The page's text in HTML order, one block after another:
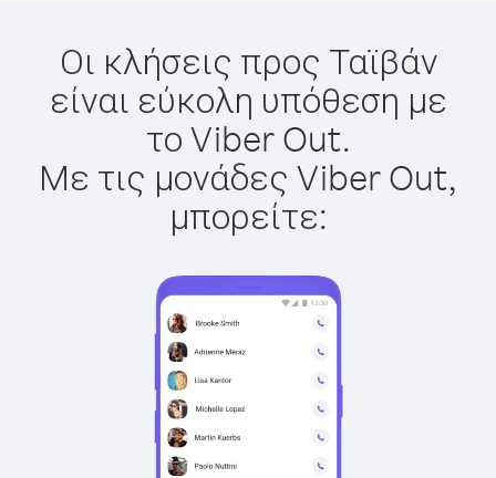
Οι κλήσεις προς Ταϊβάν
είναι εύκολη υπόθεση με
το Viber Out.
Με τις μονάδες Viber Out,
μπορείτε: